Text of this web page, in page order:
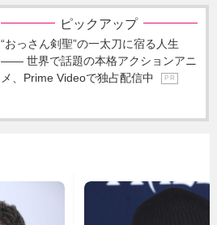
ピックアップ
“おっさん剣聖”の一太刀に宿る人生
―― 世界で話題の本格アクションアニ
メ、Prime Videoで独占配信中
P R